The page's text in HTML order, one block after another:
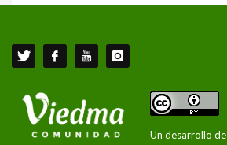
Un desarrollo de